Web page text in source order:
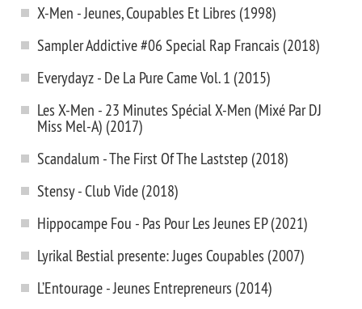
X-Men - Jeunes, Coupables Et Libres (1998)
Sampler Addictive #06 Special Rap Francais (2018)
Everydayz - De La Pure Came Vol. 1 (2015)
Les X-Men - 23 Minutes Spécial X-Men (Mixé Par DJ
Miss Mel-A) (2017)
Scandalum - The First Of The Laststep (2018)
Stensy - Club Vide (2018)
Hippocampe Fou - Pas Pour Les Jeunes EP (2021)
Lyrikal Bestial presente: Juges Coupables (2007)
L’Entourage - Jeunes Entrepreneurs (2014)